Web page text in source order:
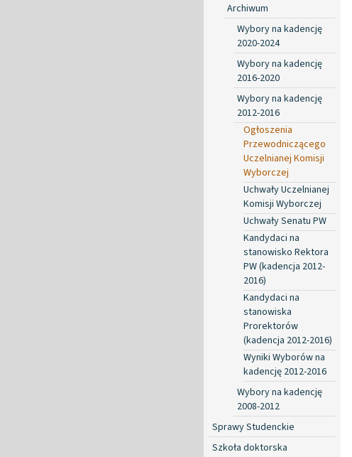
Archiwum
Wybory na kadencję
2020-2024
Wybory na kadencję
2016-2020
Wybory na kadencję
2012-2016
Ogłoszenia
Przewodniczącego
Uczelnianej Komisji
Wyborczej
Uchwały Uczelnianej
Komisji Wyborczej
Uchwały Senatu PW
Kandydaci na
stanowisko Rektora
PW (kadencja 2012-
2016)
Kandydaci na
stanowiska
Prorektorów
(kadencja 2012-2016)
Wyniki Wyborów na
kadencję 2012-2016
Wybory na kadencję
2008-2012
Sprawy Studenckie
Szkoła doktorska